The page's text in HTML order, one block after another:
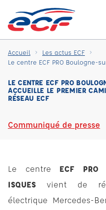
Accueil
Les actus ECF
LE CENTRE ECF PRO
ACCUEILLE LE PREMIER
RÉSEAU ECF
Communiqué de presse
Le centre ECF PRO
ISQUES vient de
électrique Mercedes-